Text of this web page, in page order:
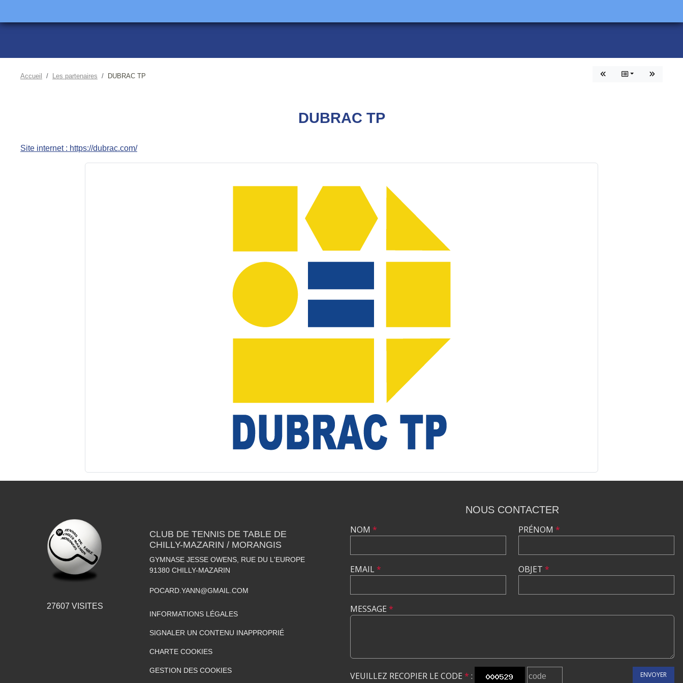
Accueil Les partenaires DUBRAC TP
DUBRAC TP
Site internet : https://dubrac.com/
27607 VISITES
CLUB DE TENNIS DE TABLE DE
CHILLY-MAZARIN / MORANGIS
GYMNASE JESSE OWENS, RUE DU L'EUROPE
91380 CHILLY-MAZARIN
POCARD.YANN@GMAIL.COM
INFORMATIONS LÉGALES
SIGNALER UN CONTENU INAPPROPRIÉ
CHARTE COOKIES
GESTION DES COOKIES
NOUS CONTACTER
NOM *
EMAIL*
PRÉNOM *
OBJET *
MESSAGE *
VEUILLEZ RECOPIER LE CODE * : ENVOYER